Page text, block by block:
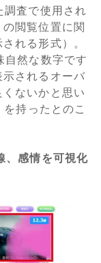
調査で使用され
閲覧位置に関
れる形式）。
自然な数字です
されるオーバ
ないかと思い
持ったとのこ
、感情を可視化